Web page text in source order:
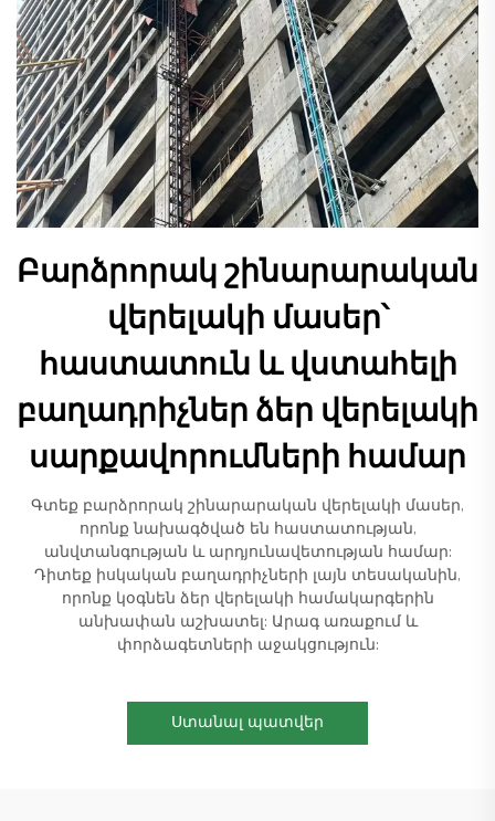
Բարձրորակ շինարարական
վերելակի մասեր՝
հաստատուն և վստահելի
բաղադրիչներ ձեր վերելակի
սարքավորումների համար
Գտեք բարձրորակ շինարարական վերելակի մասեր,
որոնք նախագծված են հաստատության,
անվտանգության և արդյունավետության համար:
Դիտեք իսկական բաղադրիչների լայն տեսականին,
որոնք կօգնեն ձեր վերելակի համակարգերին
անխափան աշխատել: Արագ առաքում և
փորձագետների աջակցություն:
Ստանալ պատվեր